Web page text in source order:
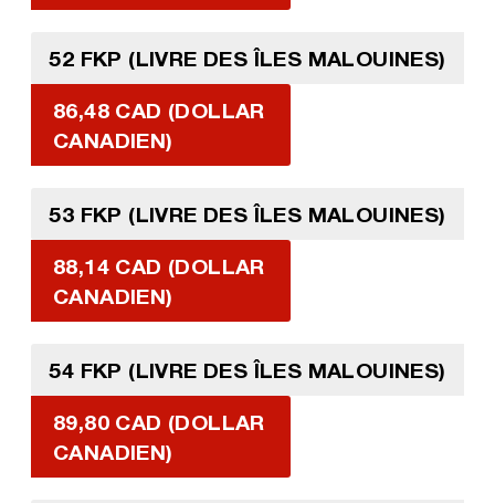
52 FKP (LIVRE DES ÎLES MALOUINES)
86,48 CAD (DOLLAR
CANADIEN)
53 FKP (LIVRE DES ÎLES MALOUINES)
88,14 CAD (DOLLAR
CANADIEN)
54 FKP (LIVRE DES ÎLES MALOUINES)
89,80 CAD (DOLLAR
CANADIEN)